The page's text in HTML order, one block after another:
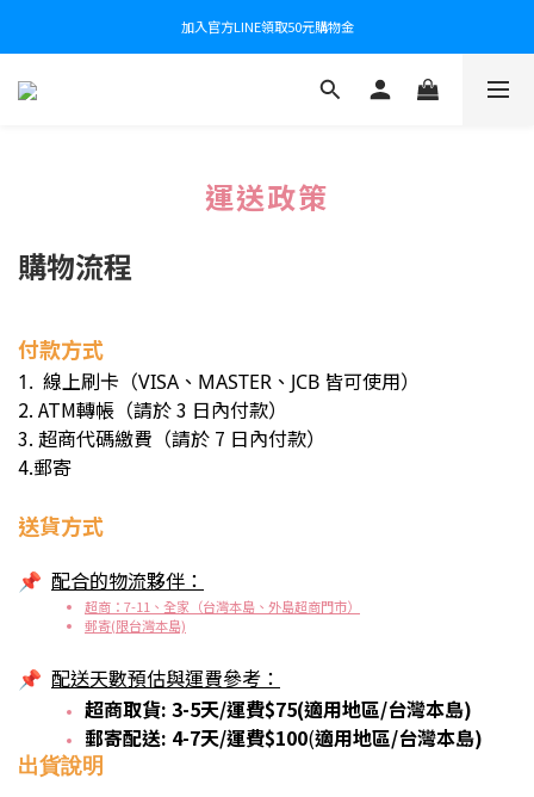
加入官方LINE領取50元購物金
運送政策
購物流程
付款方式
1. 線上刷卡（VISA、MASTER、JCB 皆可使用）
2. ATM轉帳（請於 3 日內付款）
3. 超商代碼繳費（請於 7 日內付款）
4.郵寄
送貨方式
📌 配合的物流夥伴：
超商：7-11、全家（台灣本島、外島超商門市）
郵寄(限台灣本島)
📌 配送天數預估與運費參考：
超商取貨: 3-5天/運費$75(適用地區/台灣本島)
郵寄配送: 4-7天/運費$100(適用地區/台灣本島)
出貨說明